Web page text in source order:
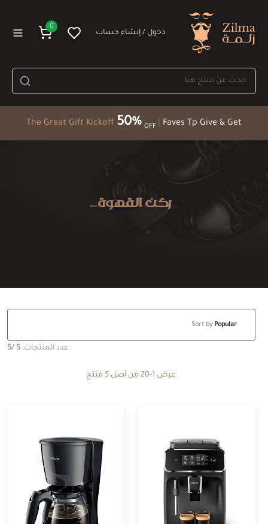
The Great Gift Kickoff 50% OFF Faves Tp Give & Get
دخول / إنشاء حساب
0
ركن القهوة
Sort by
عدد المنتجات: 5
/5
عرض 1-20 من أصل 5 منتج